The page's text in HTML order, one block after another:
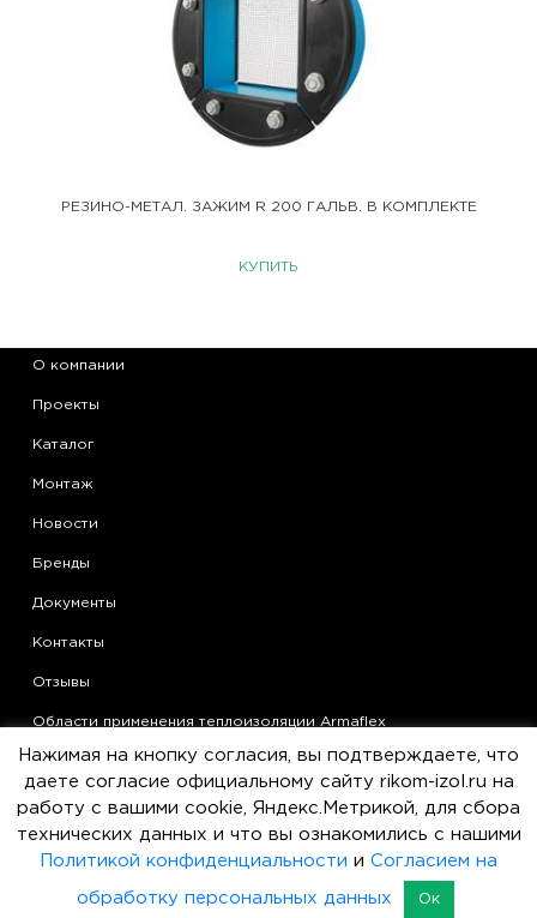
РЕЗИНО-МЕТАЛ. ЗАЖИМ R 200 ГАЛЬВ. В КОМПЛЕКТЕ
КУПИТЬ
О компании
Проекты
Каталог
Монтаж
Новости
Бренды
Документы
Контакты
Отзывы
Области применения теплоизоляции Armaflex
Статьи
Политика конфиденциальности
Согласие на обработку персональных данных
Нажимая на кнопку согласия, вы подтверждаете, что
даете согласие официальному сайту rikom-izol.ru на
работу с вашими cookie, Яндекс.Метрикой, для сбора
технических данных и что вы ознакомились с нашими
Политикой конфиденциальности и Согласием на
обработку персональных данных Ок